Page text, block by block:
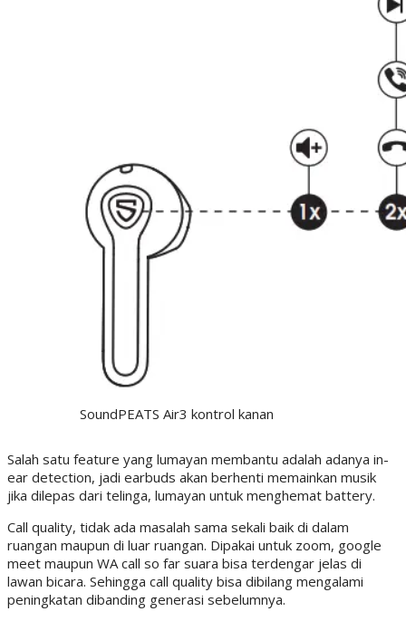
SoundPEATS Air3 kontrol kanan
Salah satu feature yang lumayan membantu adalah adanya in-
ear detection, jadi earbuds akan berhenti memainkan musik
jika dilepas dari telinga, lumayan untuk menghemat battery.
Call quality, tidak ada masalah sama sekali baik di dalam
ruangan maupun di luar ruangan. Dipakai untuk zoom, google
meet maupun WA call so far suara bisa terdengar jelas di
lawan bicara. Sehingga call quality bisa dibilang mengalami
peningkatan dibanding generasi sebelumnya.